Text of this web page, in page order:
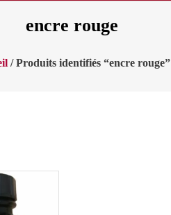
encre rouge
/ Produits identifiés “encre rouge”